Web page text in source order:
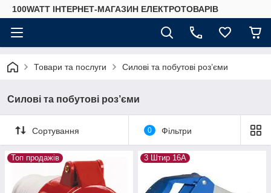
100WATT ІНТЕРНЕТ-МАГАЗИН ЕЛЕКТРОТОВАРІВ
Товари та послуги Силові та побутові роз’єми
Силові та побутові роз’єми
Сортування 0 Фільтри
Топ продажів 3 Штир 16А